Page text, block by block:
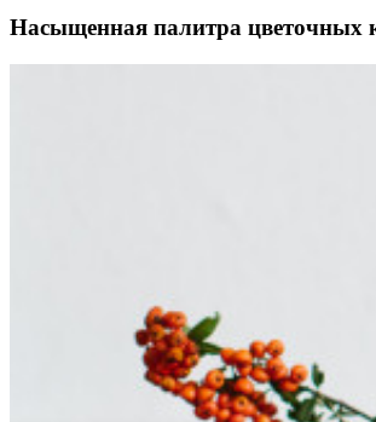
Насыщенная палитра цветочных